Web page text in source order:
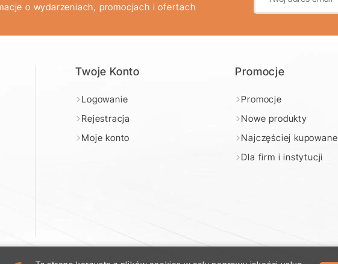
o wydarzeniach, promocjach i ofertach
Twoje Konto
Logowanie
Rejestracja
Moje konto
Promocje
Promocje
Nowe produkty
Najczęściej kupowane
Dla firm i instytucji